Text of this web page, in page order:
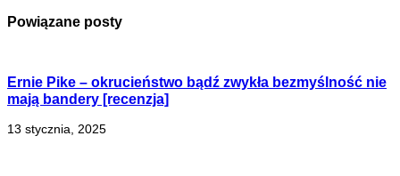
Powiązane posty
Ernie Pike – okrucieństwo bądź zwykła bezmyślność nie
mają bandery [recenzja]
13 stycznia, 2025